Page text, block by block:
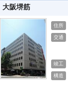
大阪堺筋
住所
交通
竣工
構造